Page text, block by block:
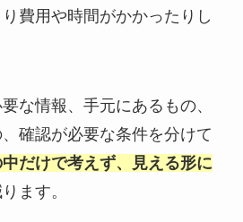
費用や時間がかかったりし
な情報、手元にあるもの、
確認が必要な条件を分けて
だけで考えず、見える形に
ます。